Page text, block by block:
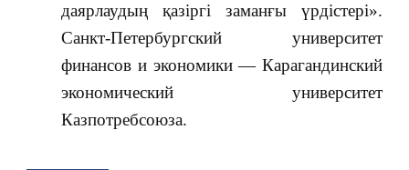
даярлаудың қазіргі заманғы үрдістері».
Санкт-Петербургский университет
финансов и экономики — Карагандинский
экономический университет
Казпотребсоюза.